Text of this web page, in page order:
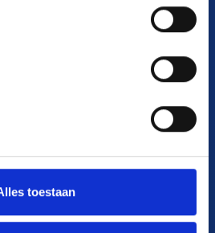
toestaan
uitdaging, onze
oplossingen